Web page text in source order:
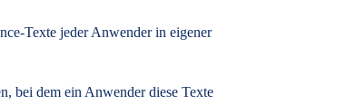
Texte jeder Anwender in eigener
bei dem ein Anwender diese Texte